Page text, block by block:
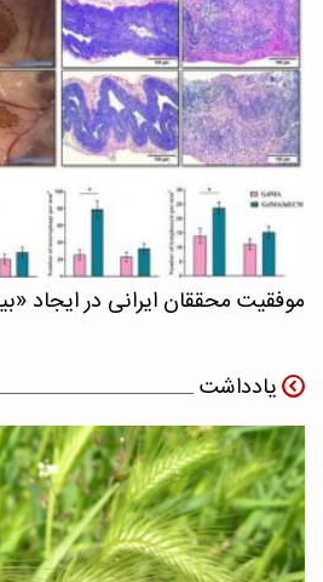
موفقیت محققان ایرانی در ایجاد
یادداشت